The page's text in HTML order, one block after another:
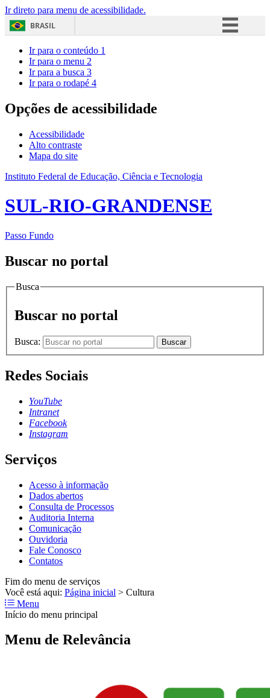
Ir direto para menu de acessibilidade.
BRASIL
Acesso à informação
Ir para o conteúdo 1
Ir para o menu 2
Ir para a busca 3
Ir para o rodapé 4
Opções de acessibilidade
Acessibilidade
Alto contraste
Mapa do site
Instituto Federal de Educação, Ciência e Tecnologia
SUL-RIO-GRANDENSE
Passo Fundo
Buscar no portal
Busca
Buscar no portal
Busca: Buscar
Redes Sociais
YouTube
Intranet
Facebook
Instagram
Serviços
Acesso à informação
Dados abertos
Consulta de Processos
Auditoria Interna
Comunicação
Ouvidoria
Fale Conosco
Contatos
Fim do menu de serviços
Você está aqui: Página inicial > Cultura
Menu
Início do menu principal
Menu de Relevância